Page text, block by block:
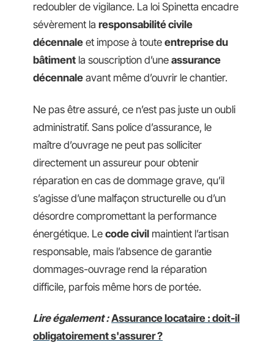
redoubler de vigilance. La loi Spinetta encadre
sévèrement la responsabilité civile
décennale et impose à toute entreprise du
bâtiment la souscription d’une assurance
décennale avant même d’ouvrir le chantier.
Ne pas être assuré, ce n’est pas juste un oubli
administratif. Sans police d’assurance, le
maître d’ouvrage ne peut pas solliciter
directement un assureur pour obtenir
réparation en cas de dommage grave, qu’il
s’agisse d’une malfaçon structurelle ou d’un
désordre compromettant la performance
énergétique. Le code civil maintient l’artisan
responsable, mais l’absence de garantie
dommages-ouvrage rend la réparation
difficile, parfois même hors de portée.
Lire également : Assurance locataire : doit-il
obligatoirement s'assurer ?